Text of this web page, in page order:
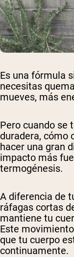
Es una fórmula
necesitas
mueves, más
Pero cuando se
duradera, cómo
hacer una gran
impacto más
termogénesis.
A diferencia de
ráfagas cortas
mantiene tu
Este
que tu cuerpo
continuamente.